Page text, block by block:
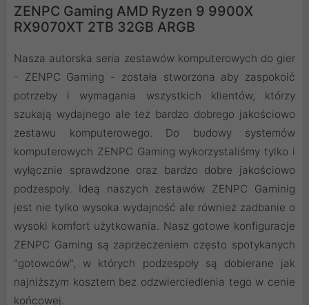
ZENPC Gaming AMD Ryzen 9 9900X
RX9070XT 2TB 32GB ARGB
Nasza autorska seria zestawów komputerowych do gier
- ZENPC Gaming - została stworzona aby zaspokoić
potrzeby i wymagania wszystkich klientów, którzy
szukają wydajnego ale też bardzo dobrego jakościowo
zestawu komputerowego. Do budowy systemów
komputerowych ZENPC Gaming wykorzystaliśmy tylko i
wyłącznie sprawdzone oraz bardzo dobre jakościowo
podzespoły. Ideą naszych zestawów ZENPC Gaminig
jest nie tylko wysoka wydajność ale również zadbanie o
wysoki komfort użytkowania. Nasz gotowe konfiguracje
ZENPC Gaming są zaprzeczeniem często spotykanych
"gotowców", w których podzespoły są dobierane jak
najniższym kosztem bez odzwierciedlenia tego w cenie
końcowej.